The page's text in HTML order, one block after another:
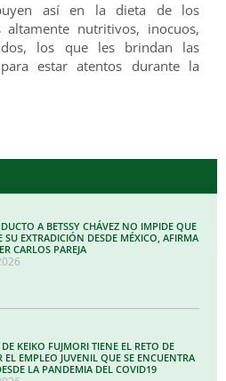
así en la dieta de los
altamente nutritivos, inocuos,
los que les brindan las
estar atentos durante la
A BETSSY CHÁVEZ NO IMPIDE QUE
SU EXTRADICIÓN DESDE MÉXICO, AFIRMA
CARLOS PAREJA
KEIKO FUJMORI TIENE EL RETO DE
EL EMPLEO JUVENIL QUE SE ENCUENTRA
LA PANDEMIA DEL COVID19